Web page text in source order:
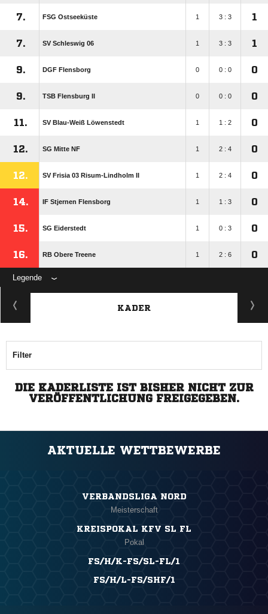
7. FSG Ostseeküste 1 3 : 3 1
7. SV Schleswig 06 1 3 : 3 1
9. DGF Flensborg 0 0 : 0 0
9. TSB Flensburg II 0 0 : 0 0
11. SV Blau-Weiß Löwenstedt 1 1 : 2 0
12. SG Mitte NF 1 2 : 4 0
12. SV Frisia 03 Risum-Lindholm II 1 2 : 4 0
14. IF Stjernen Flensborg 1 1 : 3 0
15. SG Eiderstedt 1 0 : 3 0
16. RB Obere Treene 1 2 : 6 0
Legende
KADER
Filter
DIE KADERLISTE IST BISHER NICHT ZUR
VERÖFFENTLICHUNG FREIGEGEBEN.
AKTUELLE WETTBEWERBE
VERBANDSLIGA NORD
Meisterschaft
KREISPOKAL KFV SL FL
Pokal
FS/H/K-FS/SL-FL/1
FS/H/L-FS/SHF/1